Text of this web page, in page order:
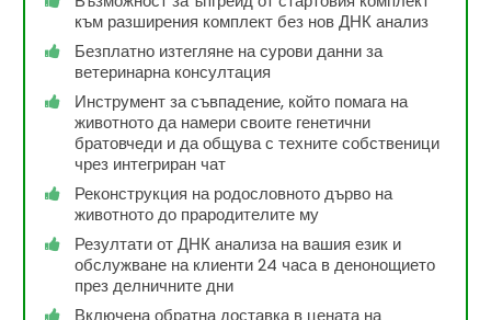
към разширения комплект без нов ДНК анализ
Безплатно изтегляне на сурови данни за
ветеринарна консултация
Инструмент за съвпадение, който помага на
животното да намери своите генетични
братовчеди и да общува с техните собственици
чрез интегриран чат
Реконструкция на родословното дърво на
животното до прародителите му
Резултати от ДНК анализа на вашия език и
обслужване на клиенти 24 часа в денонощието
през делничните дни
Включена обратна доставка в цената на